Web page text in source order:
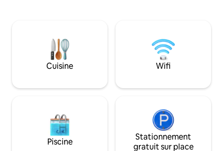
sentier de Bibbulmun, le Munda Biddi,
faites du paddle. Profitez du lever du
soleil depuis la véranda ou d'une
promenade au coucher du soleil dans les
panorama d'étoiles dans le ciel.
l'extérieur est
en bois
pour plus de
seulement 3 km
kilomètres.
Cuisine Wifi
Piscine
Stationnement
gratuit sur place